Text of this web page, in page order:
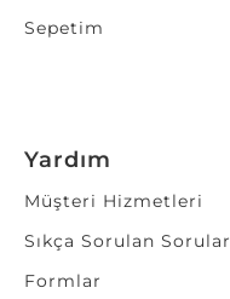
Sepetim
Yardım
Müşteri Hizmetleri
Sıkça Sorulan Sorular
Formlar